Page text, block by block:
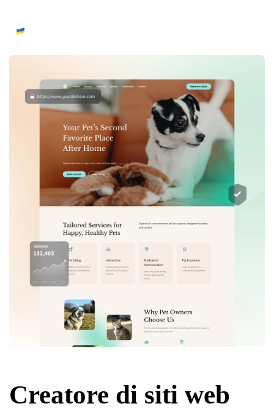
Creatore di siti web